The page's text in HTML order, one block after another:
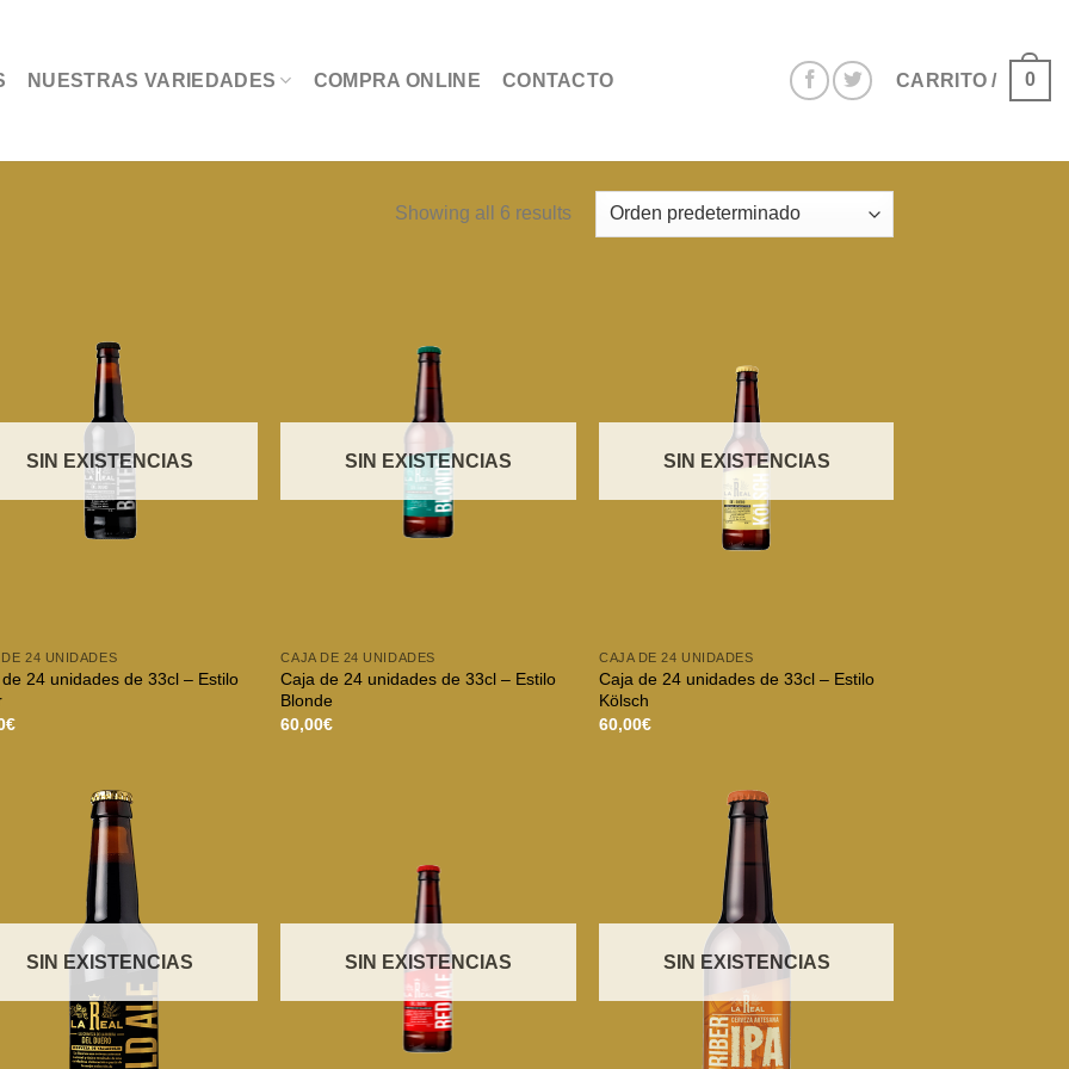
NUESTRAS VARIEDADES COMPRA ONLINE CONTACTO CARRITO / 0
Showing all 6 results
SIN EXISTENCIAS
24 UNIDADES
24 unidades de 33cl – Estilo
€
SIN EXISTENCIAS
CAJA DE 24 UNIDADES
Caja de 24 unidades de 33cl – Estilo
Blonde
60,00€
SIN EXISTENCIAS
CAJA DE 24 UNIDADES
Caja de 24 unidades de 33cl – Estilo
Kölsch
60,00€
SIN EXISTENCIAS SIN EXISTENCIAS SIN EXISTENCIAS